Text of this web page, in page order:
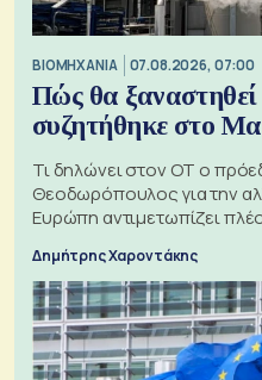
ΒΙΟΜΗΧΑΝΙΑ 07.08.2026, 07:00
Πώς θα ξαναστηθεί
συζητήθηκε στο
Τι δηλώνει στον ΟΤ ο
Θεοδωρόπουλος για την
Ευρώπη αντιμετωπίζει
Δημήτρης Χαροντάκης